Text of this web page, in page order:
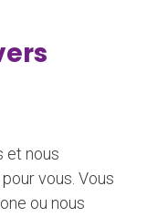
et nous
vous. Vous
ou nous